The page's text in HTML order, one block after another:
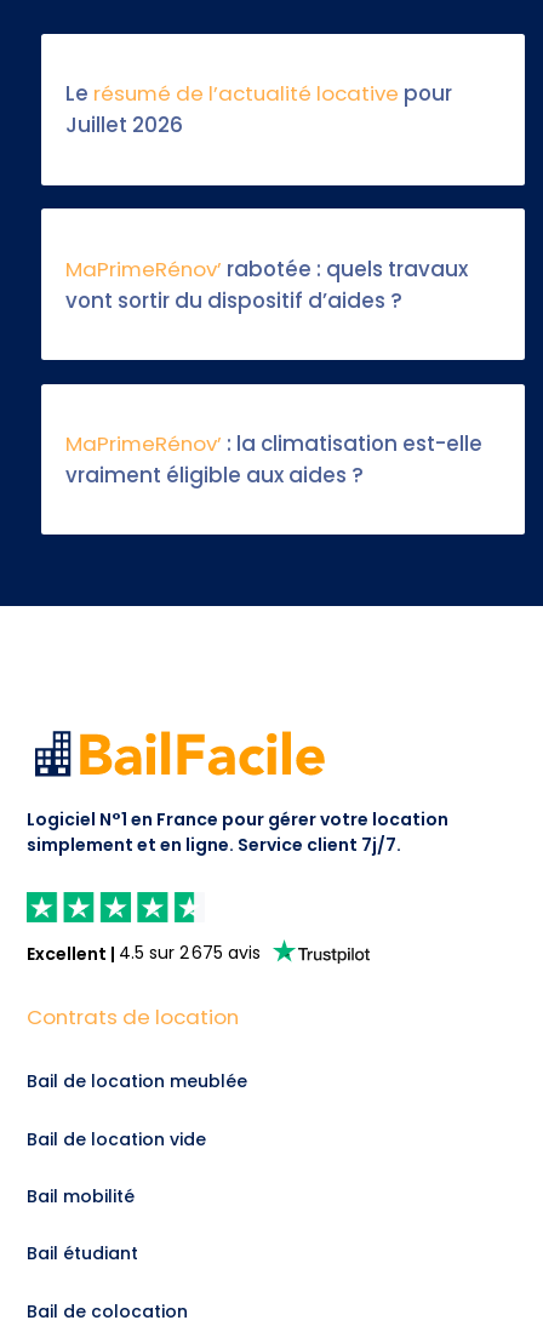
Le résumé de l’actualité locative pour
Juillet 2026
MaPrimeRénov’ rabotée : quels travaux
vont sortir du dispositif d’aides ?
MaPrimeRénov’ : la climatisation est-elle
vraiment éligible aux aides ?
Logiciel N°1 en France pour gérer votre location
simplement et en ligne. Service client 7j/7.
Excellent | 4.5 sur2 675 avis
Contrats de location
Bail de location meublée
Bail de location vide
Bail mobilité
Bail étudiant
Bail de colocation